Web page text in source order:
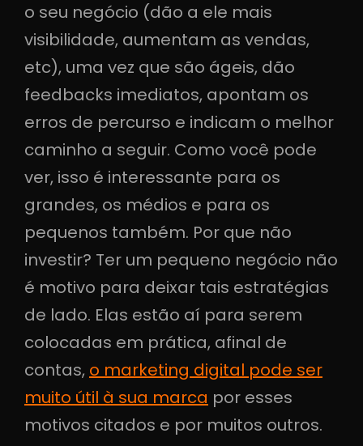
o seu negócio (dão a ele mais
visibilidade, aumentam as vendas,
etc), uma vez que são ágeis, dão
feedbacks imediatos, apontam os
erros de percurso e indicam o melhor
caminho a seguir. Como você pode
ver, isso é interessante para os
grandes, os médios e para os
pequenos também. Por que não
investir? Ter um pequeno negócio não
é motivo para deixar tais estratégias
de lado. Elas estão aí para serem
colocadas em prática, afinal de
contas, o marketing digital pode ser
muito útil à sua marca por esses
motivos citados e por muitos outros.